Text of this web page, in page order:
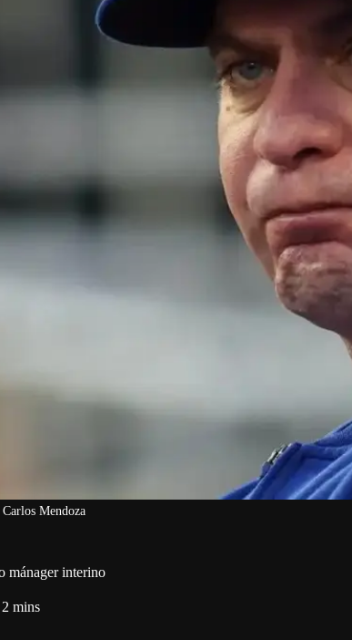
Mendoza
mánager interino
2 mins